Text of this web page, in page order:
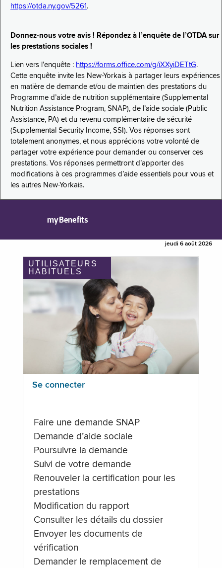
https://otda.ny.gov/5261 .
Donnez-nous votre avis ! Répondez à l’enquête de l’OTDA sur
les prestations sociales !
Lien vers l’enquête : https://forms.office.com/g/iXXyiDETtG.
Cette enquête invite les New-Yorkais à partager leurs expériences
en matière de demande et/ou de maintien des prestations du
Programme d’aide de nutrition supplémentaire (Supplemental
Nutrition Assistance Program, SNAP), de l’aide sociale (Public
Assistance, PA) et du revenu complémentaire de sécurité
(Supplemental Security Income, SSI). Vos réponses sont
totalement anonymes, et nous apprécions votre volonté de
partager votre expérience pour demander ou conserver ces
prestations. Vos réponses permettront d’apporter des
modifications à ces programmes d’aide essentiels pour vous et
les autres New-Yorkais.
myBenefits
jeudi 6 août 2026
UTILISATEURS
HABITUELS
Se connecter
Faire une demande SNAP
Demande d’aide sociale
Poursuivre la demande
Suivi de votre demande
Renouveler la certification pour les
prestations
Modification du rapport
Consulter les détails du dossier
Envoyer les documents de
vérification
Demander le remplacement de